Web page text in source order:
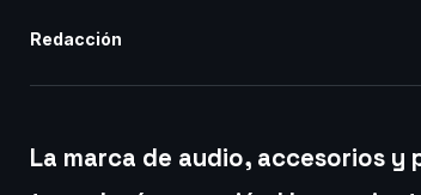
Redacción
La marca de audio, accesorios